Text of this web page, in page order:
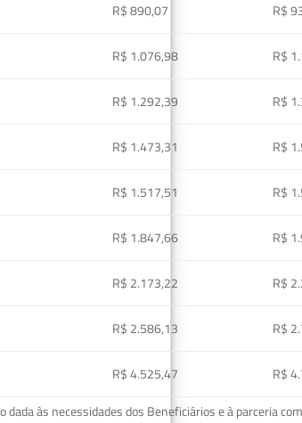
R$ 890,07
R$
R$ 1.076,98
R$
R$ 1.292,39
R$
R$ 1.473,31
R$
R$ 1.517,51
R$
R$ 1.847,66
R$
R$ 2.173,22
R$
R$ 2.586,13
R$
R$ 4.525,47
R$
às necessidades dos Beneficiários e à parceria